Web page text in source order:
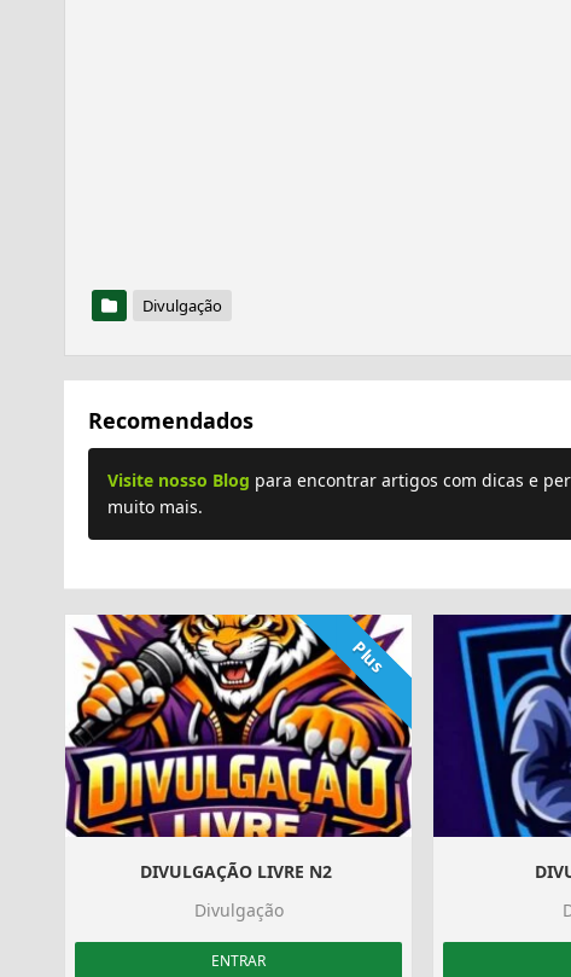
Divulgação
Recomendados
Visite nosso Blog para encontrar artigos com dicas e
muito mais.
Plus
DIVULGAÇÃO LIVRE N2 ‍️
Divulgação
ENTRAR